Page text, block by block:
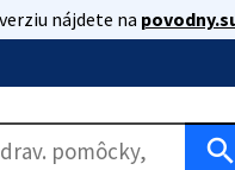
nájdete na
search